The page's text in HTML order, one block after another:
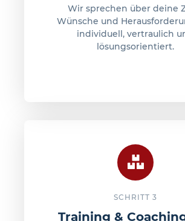
Wir sprechen über deine
Wünsche und
individuell, vertraulich
lösungsorientiert.
SCHRITT 3
Training &